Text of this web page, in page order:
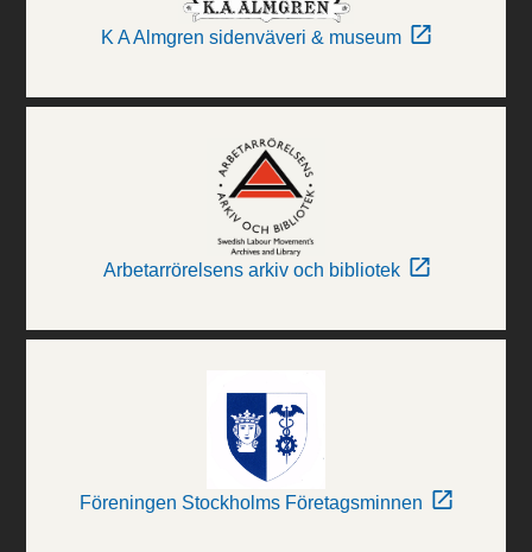
K A Almgren sidenväveri & museum
Arbetarrörelsens arkiv och bibliotek
Föreningen Stockholms Företagsminnen